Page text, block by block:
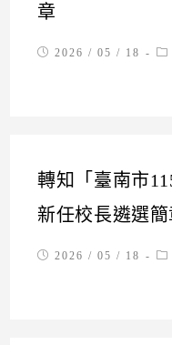
章
Post2026 / 05 / 18
轉知「臺南市
新任校長遴選簡
Post2026 / 05 / 18